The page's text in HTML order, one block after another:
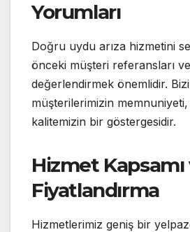
Yorumları
Doğru uydu arıza hizmetini
önceki müşteri referansları
değerlendirmek önemlidir.
müşterilerimizin
kalitemizin bir göstergesidir.
Hizmet Kapsamı
Fiyatlandırma
Hizmetlerimiz geniş bir